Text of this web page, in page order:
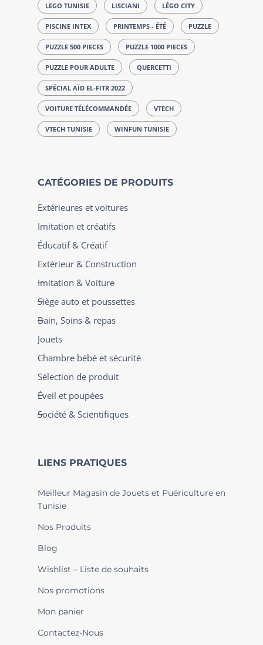
LEGO TUNISIE LISCIANI LÉGO CITY
PISCINE INTEX PRINTEMPS - ÉTÉ PUZZLE
PUZZLE 500 PIECES PUZZLE 1000 PIECES
PUZZLE POUR ADULTE QUERCETTI
SPÉCIAL AÏD EL-FITR 2022
VOITURE TÉLÉCOMMANDÉE VTECH
VTECH TUNISIE WINFUN TUNISIE
CATÉGORIES DE PRODUITS
Extérieures et voitures
Imitation et créatifs
Éducatif & Créatif
Extérieur & Construction
Imitation & Voiture
Siège auto et poussettes
Bain, Soins & repas
Jouets
Chambre bébé et sécurité
Sélection de produit
Éveil et poupées
Société & Scientifiques
LIENS PRATIQUES
Meilleur Magasin de Jouets et Puériculture en
Tunisie
Nos Produits
Blog
Wishlist – Liste de souhaits
Nos promotions
Mon panier
Contactez-Nous